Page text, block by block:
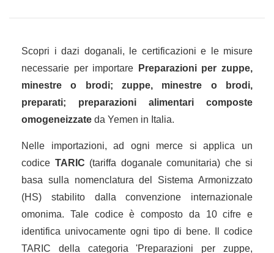
Scopri i dazi doganali, le certificazioni e le misure
necessarie per importare
Preparazioni per zuppe,
minestre o brodi; zuppe, minestre o brodi,
preparati; preparazioni alimentari composte
omogeneizzate da Yemen in Italia.
Nelle importazioni, ad ogni merce si applica un
codice TARIC (tariffa doganale comunitaria) che si
basa sulla nomenclatura del Sistema Armonizzato
(HS) stabilito dalla convenzione internazionale
omonima. Tale codice è composto da 10 cifre e
identifica univocamente ogni tipo di bene. Il codice
TARIC della categoria 'Preparazioni per zuppe,